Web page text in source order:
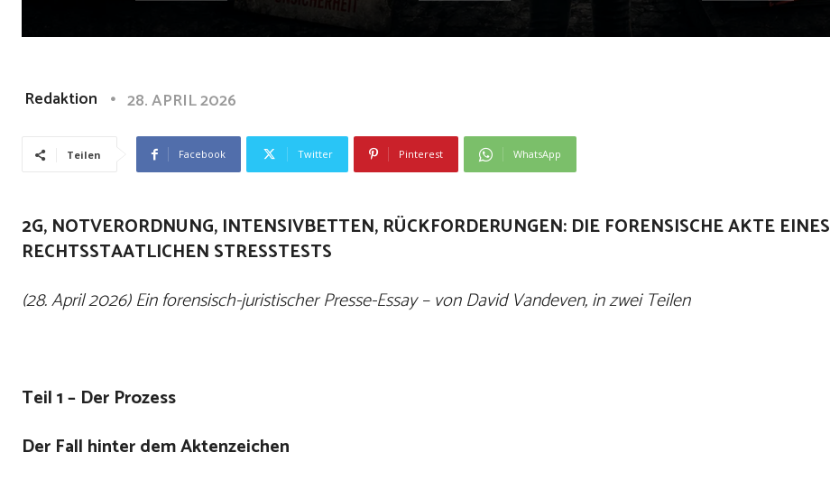
Redaktion 28. APRIL 2026
Teilen Facebook Twitter Pinterest WhatsApp
2G, NOTVERORDNUNG, INTENSIVBETTEN, RÜCKFORDERUNGEN: DIE FORENSISCHE AKTE EINES
RECHTSSTAATLICHEN STRESSTESTS
(28. April 2026) Ein forensisch-juristischer Presse-Essay – von David Vandeven, in zwei Teilen
Teil 1 – Der Prozess
Der Fall hinter dem Aktenzeichen